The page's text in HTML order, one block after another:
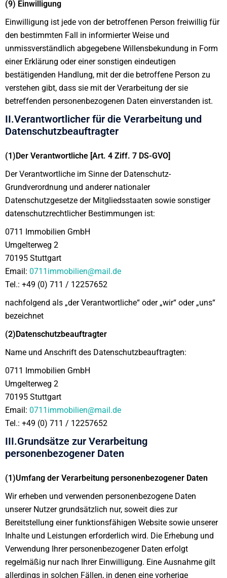
(9) Einwilligung
Einwilligung ist jede von der betroffenen Person freiwillig für
den bestimmten Fall in informierter Weise und
unmissverständlich abgegebene Willensbekundung in Form
einer Erklärung oder einer sonstigen eindeutigen
bestätigenden Handlung, mit der die betroffene Person zu
verstehen gibt, dass sie mit der Verarbeitung der sie
betreffenden personenbezogenen Daten einverstanden ist.
II.Verantwortlicher für die Verarbeitung und
Datenschutzbeauftragter
(1)Der Verantwortliche [Art. 4 Ziff. 7 DS-GVO]
Der Verantwortliche im Sinne der Datenschutz-
Grundverordnung und anderer nationaler
Datenschutzgesetze der Mitgliedsstaaten sowie sonstiger
datenschutzrechtlicher Bestimmungen ist:
0711 Immobilien GmbH
Umgelterweg 2
70195 Stuttgart
Email: 0711immobilien@mail.de
Tel.: +49 (0) 711 / 12257652
nachfolgend als „der Verantwortliche“ oder „wir“ oder „uns“
bezeichnet
(2)Datenschutzbeauftragter
Name und Anschrift des Datenschutzbeauftragten:
0711 Immobilien GmbH
Umgelterweg 2
70195 Stuttgart
Email: 0711immobilien@mail.de
Tel.: +49 (0) 711 / 12257652
III.Grundsätze zur Verarbeitung
personenbezogener Daten
(1)Umfang der Verarbeitung personenbezogener Daten
Wir erheben und verwenden personenbezogene Daten
unserer Nutzer grundsätzlich nur, soweit dies zur
Bereitstellung einer funktionsfähigen Website sowie unserer
Inhalte und Leistungen erforderlich wird. Die Erhebung und
Verwendung Ihrer personenbezogener Daten erfolgt
regelmäßig nur nach Ihrer Einwilligung. Eine Ausnahme gilt
allerdings in solchen Fällen, in denen eine vorherige